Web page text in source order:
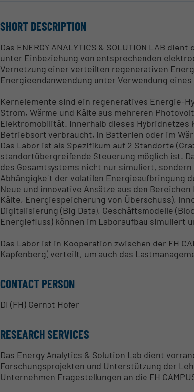
SHORT DESCRIPTION
Das ENERGY ANALYTICS & SOLUTION LAB
unter Einbeziehung von entsprechenden
Vernetzung einer verteilten regenerativen
Energieendanwendung unter Verwendung
Kernelemente sind ein regeneratives Energie-
Strom, Wärme und Kälte aus mehreren
Elektromobilität. Innerhalb dieses
Betriebsort verbraucht, in Batterien oder im
Das Labor ist als Spezifikum auf 2 Standorte
standortübergreifende Steuerung möglich ist.
des Gesamtsystems nicht nur simuliert,
Abhängigkeit der volatilen Energieaufbringung
Neue und innovative Ansätze aus den
Kälte, Energiespeicherung von Überschuss),
Digitalisierung (Big Data), Geschäftsmodelle
Energiefluss) können im Laboraufbau simuliert
Das Labor ist in Kooperation zwischen der FH
Kapfenberg) verteilt, um auch das
CONTACT PERSON
DI (FH) Gernot Hofer
RESEARCH SERVICES
Das Energy Analytics & Solution Lab dient
Forschungsprojekten und Unterstützung der
Unternehmen Fragestellungen an die FH